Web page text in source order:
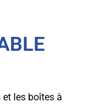
les boîtes à